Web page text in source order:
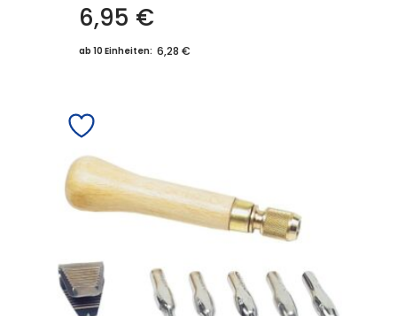
6,95 €
ab 10 Einheiten: 6,28 €